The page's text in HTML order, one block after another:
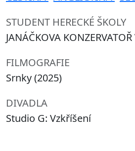
STUDENT HERECKÉ ŠKOLY
JANÁČKOVA KONZERVATOŘ
FILMOGRAFIE
Srnky (2025)
DIVADLA
Studio G: Vzkříšení